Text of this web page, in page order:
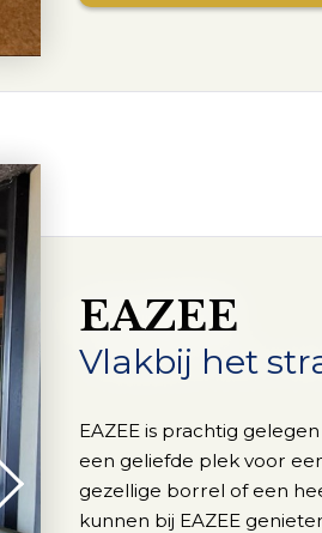
EAZEE
Vlakbij het
EAZEE is prachtig
een geliefde plek voor
gezellige borrel of een
kunnen bij EAZEE